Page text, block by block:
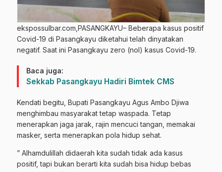
ekspossulbar.com,PASANGKAYU– Beberapa kasus positif
Covid-19 di Pasangkayu diketahui telah dinyatakan
negatif. Saat ini Pasangkayu zero (nol) kasus Covid-19.
Baca juga:
Sekkab Pasangkayu Hadiri Bimtek CMS
Kendati begitu, Bupati Pasangkayu Agus Ambo Djiwa
menghimbau masyarakat tetap waspada. Tetap
menerapkan jaga jarak, rajin mencuci tangan, memakai
masker, serta menerapkan pola hidup sehat.
” Alhamdulillah didaerah kita sudah tidak ada kasus
positif, tapi bukan berarti kita sudah bisa hidup bebas